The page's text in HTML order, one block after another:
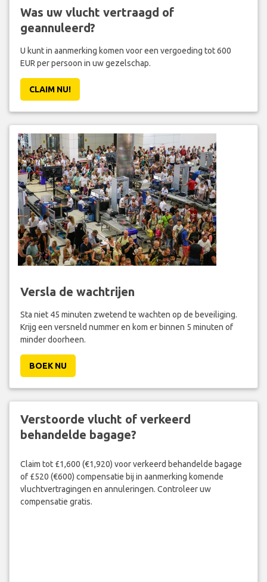
Was uw vlucht vertraagd of
geannuleerd?
U kunt in aanmerking komen voor een vergoeding tot 600
EUR per persoon in uw gezelschap.
CLAIM NU!
Versla de wachtrijen
Sta niet 45 minuten zwetend te wachten op de beveiliging.
Krijg een versneld nummer en kom er binnen 5 minuten of
minder doorheen.
BOEK NU
Verstoorde vlucht of verkeerd
behandelde bagage?
Claim tot £1,600 (€1,920) voor verkeerd behandelde bagage
of £520 (€600) compensatie bij in aanmerking komende
vluchtvertragingen en annuleringen. Controleer uw
compensatie gratis.